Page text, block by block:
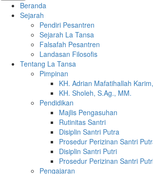
Beranda
Sejarah
Pendiri Pesantren
Sejarah La Tansa
Falsafah Pesantren
Landasan Filosofis
Tentang La Tansa
Pimpinan
KH. Adrian Mafatihallah
KH. Sholeh, S.Ag., MM.
Pendidikan
Majlis Pengasuhan
Rutinitas Santri
Disiplin Santri Putra
Prosedur Perizinan Santri
Disiplin Santri Putri
Prosedur Perizinan Santri
Pengajaran